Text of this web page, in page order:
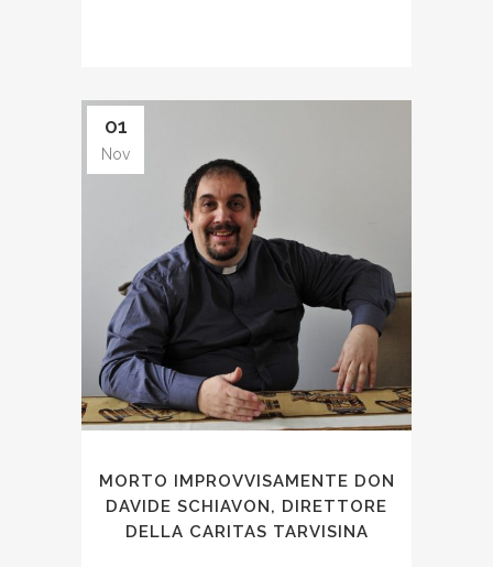
01
Nov
MORTO IMPROVVISAMENTE DON
DAVIDE SCHIAVON, DIRETTORE
DELLA CARITAS TARVISINA